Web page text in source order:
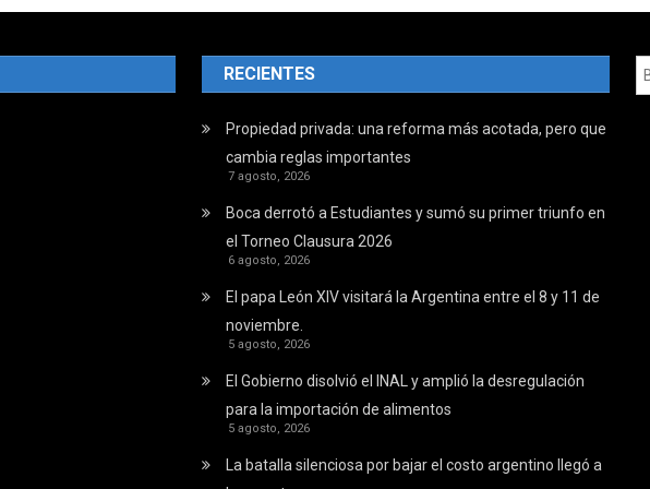
RECIENTES
Propiedad privada: una reforma más acotada, pero que
cambia reglas importantes
7 agosto, 2026
Boca derrotó a Estudiantes y sumó su primer triunfo en
el Torneo Clausura 2026
6 agosto, 2026
El papa León XIV visitará la Argentina entre el 8 y 11 de
noviembre.
5 agosto, 2026
El Gobierno disolvió el INAL y amplió la desregulación
para la importación de alimentos
5 agosto, 2026
La batalla silenciosa por bajar el costo argentino llegó a